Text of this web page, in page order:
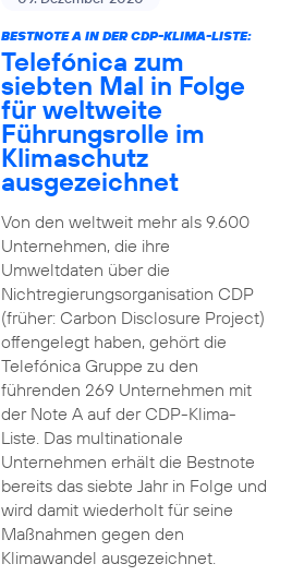
BESTNOTE A IN DER CDP-KLIMA-LISTE:
Telefónica zum
siebten Mal in Folge
für weltweite
Führungsrolle im
Klimaschutz
ausgezeichnet
Von den weltweit mehr als 9.600
Unternehmen, die ihre
Umweltdaten über die
Nichtregierungsorganisation CDP
(früher: Carbon Disclosure Project)
offengelegt haben, gehört die
Telefónica Gruppe zu den
führenden 269 Unternehmen mit
der Note A auf der CDP-Klima-
Liste. Das multinationale
Unternehmen erhält die Bestnote
bereits das siebte Jahr in Folge und
wird damit wiederholt für seine
Maßnahmen gegen den
Klimawandel ausgezeichnet.